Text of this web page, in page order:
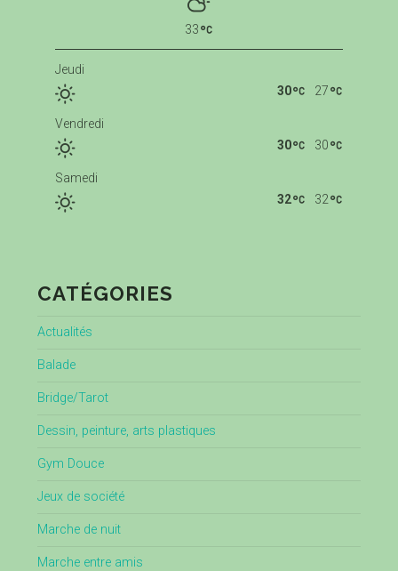
33
Jeudi
27
30
Vendredi
30
30
Samedi
32
32
CATÉGORIES
Actualités
Balade
Bridge/Tarot
Dessin, peinture, arts plastiques
Gym Douce
Jeux de société
Marche de nuit
Marche entre amis